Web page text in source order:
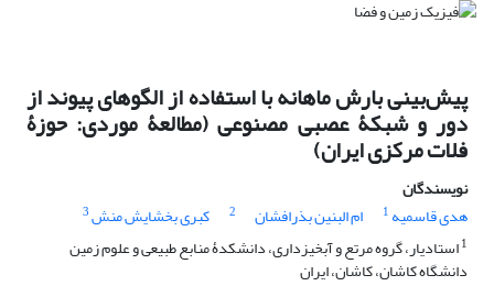
پیش‌بینی بارش ماهانه با استفاده از الگوهای پیوند از
دور و شبکۀ عصبی مصنوعی (مطالعۀ موردی: حوزۀ
فلات مرکزی ایران)
نویسندگان
هدی قاسمیه 1 ام البنین بذرافشان 2 کبری بخشایش منش3
1استادیار، گروه مرتع و آبخیزداری، دانشکدۀ منابع طبیعی و علوم زمین
دانشگاه کاشان، کاشان، ایران